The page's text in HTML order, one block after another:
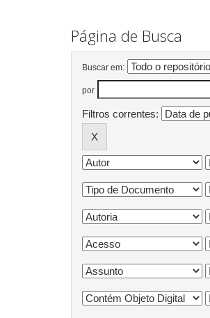
Página de Busca
Buscar em:
por
Filtros correntes: